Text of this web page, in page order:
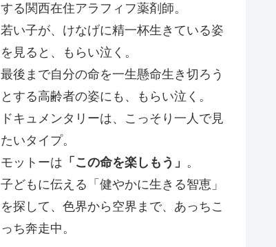
する関西在住アラフィフ薬剤師。
若い子が、けなげに精一杯生きている姿
を見ると、もらい泣く。
最後まで自分の命を一生懸命生き切ろう
とする高齢者の姿にも、もらい泣く。
ドキュメンタリーは、こっそり一人で見
たいタイプ。
モットーは 「この命を楽しもう」 。
子どもに伝える「健やかに生きる智恵」
を探して、色界から空界まで、あっちこ
っち奔走中。